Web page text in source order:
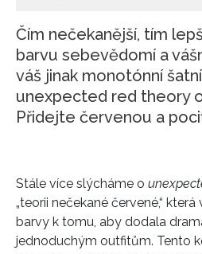
Čím nečekanější, tím
barvu sebevědomí a
váš jinak monotónní
unexpected red theory
Přidejte červenou a
Stále více slýcháme o
„teorii nečekané červené,“
barvy k tomu, aby dodala
jednoduchým outfitům. Tento